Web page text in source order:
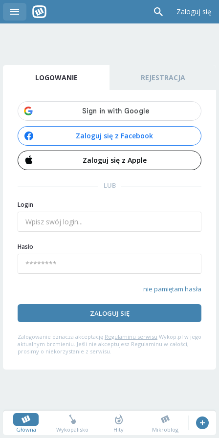
Zaloguj się
LOGOWANIE REJESTRACJA
Zaloguj się z Facebook
Zaloguj się z Apple
LUB
Login
Hasło
nie pamiętam hasła
ZALOGUJ SIĘ
Zalogowanie oznacza akceptację Regulaminu serwisu Wykop.pl w jego
aktualnym brzmieniu. Jeśli nie akceptujesz Regulaminu w całości,
prosimy o niekorzystanie z serwisu.
Główna Wykopalisko Hity Mikroblog